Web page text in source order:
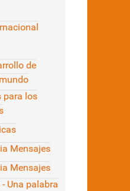
de
para los
Mensajes
Mensajes
Una palabra